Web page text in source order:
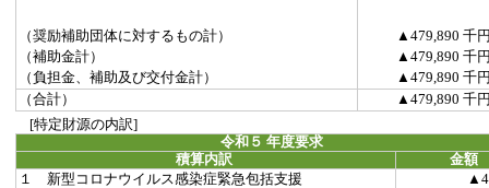
（奨励補助団体に対するもの計）
▲479,890 千
（補助金計）
▲479,890 千
（負担金、補助及び交付金計）
▲479,890 千
（合計）
▲479,890 千
[特定財源の内訳]
令和５ 年度要求
積算内訳
金額
１ 新型コロナウイルス感染症緊急包括支援